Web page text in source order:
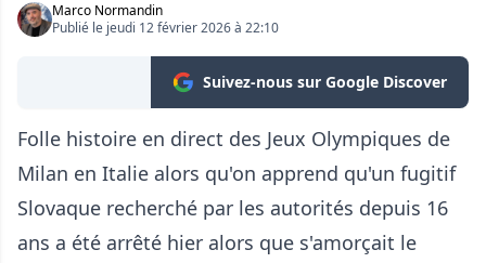
Marco Normandin
Publié le jeudi 12 février 2026 à 22:10
Suivez-nous sur Google Discover
Folle histoire en direct des Jeux Olympiques de
Milan en Italie alors qu'on apprend qu'un fugitif
Slovaque recherché par les autorités depuis 16
ans a été arrêté hier alors que s'amorçait le